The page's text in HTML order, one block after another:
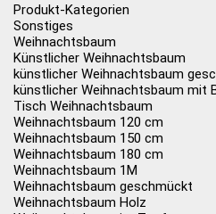
Produkt-Kategorien
Sonstiges
Weihnachtsbaum
Künstlicher Weihnachtsbaum
künstlicher Weihnachtsbaum
künstlicher Weihnachtsbaum mit
Tisch Weihnachtsbaum
Weihnachtsbaum 120 cm
Weihnachtsbaum 150 cm
Weihnachtsbaum 180 cm
Weihnachtsbaum 1M
Weihnachtsbaum geschmückt
Weihnachtsbaum Holz